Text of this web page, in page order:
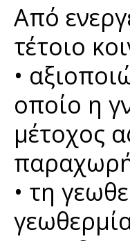
Από
τέτοιο
•
οποίο η
μέτοχος
• τη